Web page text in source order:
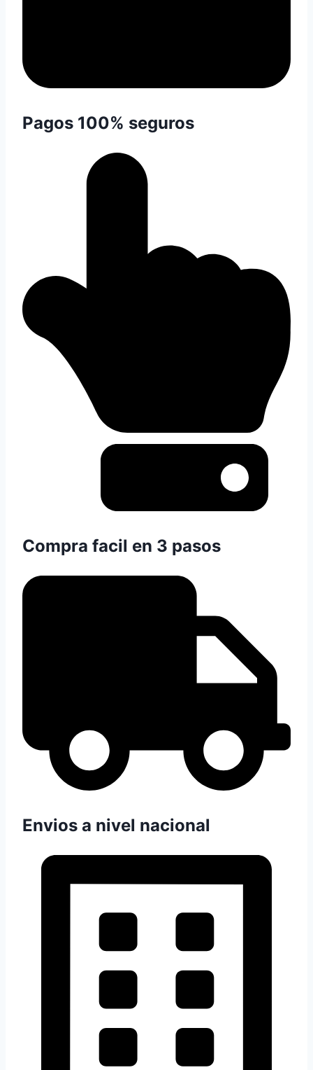
Pagos 100% seguros
Compra facil en 3 pasos
Envios a nivel nacional